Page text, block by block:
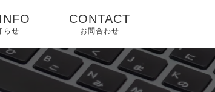
らせ
CONTACT
お問合わせ